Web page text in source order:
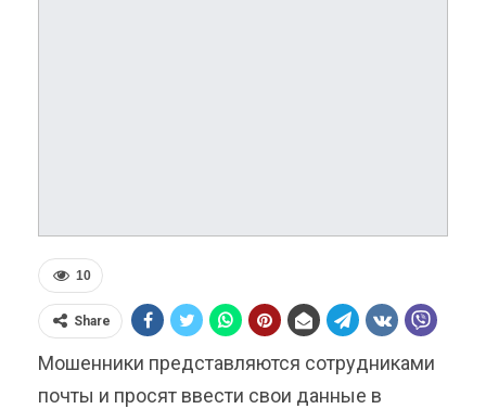
10
Share
Мошенники представляются сотрудниками
почты и просят ввести свои данные в